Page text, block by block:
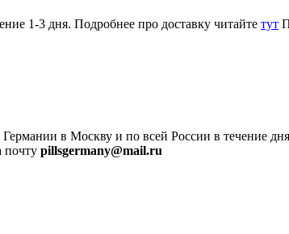
1-3 дня. Подробнее про доставку читайте тут
Германии в Москву и по всей России в течение
почту pillsgermany@mail.ru